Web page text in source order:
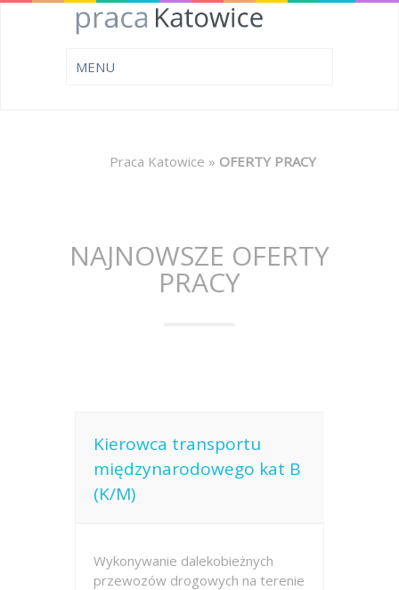
Praca Katowice » OFERTY PRACY
NAJNOWSZE OFERTY
PRACY
Kierowca transportu
międzynarodowego kat B
(K/M)
Wykonywanie dalekobieżnych
przewozów drogowych na terenie